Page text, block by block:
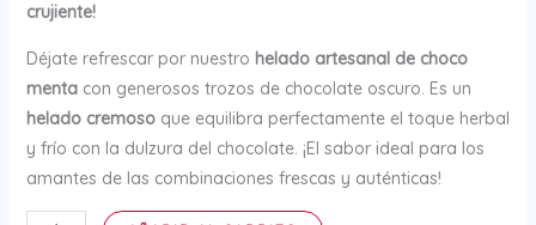
crujiente!
Déjate refrescar por nuestro helado artesanal de choco
mentacon generosos trozos de chocolate oscuro. Es un
helado cremosoque equilibra perfectamente el toque herbal
y frío con la dulzura del chocolate. ¡El sabor ideal para los
amantes de las combinaciones frescas y auténticas!